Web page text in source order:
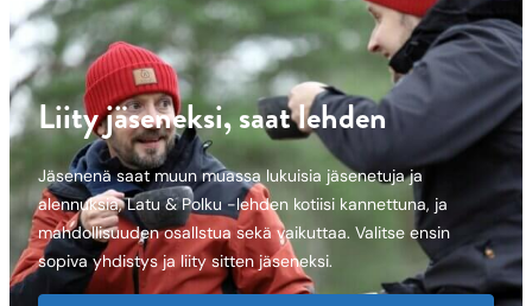
Liity jäseneksi, saat lehden
Jäsenenä saat muun muassa lukuisia jäsenetuja ja
alennuksia, Latu & Polku -lehden kotiisi kannettuna, ja
mahdollisuuden osallstua sekä vaikuttaa. Valitse ensin
sopiva yhdistys ja liity sitten jäseneksi.